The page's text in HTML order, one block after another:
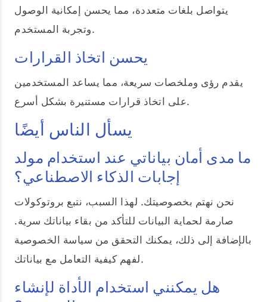
يتواصل بلغات متعددة، مما يحسن إمكانية الوصول
وتجربة المستخدم.
يحسن اتخاذ القرارات
يقدم رؤى وملخصات سريعة، مما يساعد المستخدمين
على اتخاذ قرارات مستنيرة بشكل أسرع.
يسأل الناس أيضًا
ما مدى أمان بياناتي عند استخدام مولد
إجابات الذكاء الاصطناعي؟
نحن نهتم بخصوصيتك. لهذا السبب، نتبع بروتوكولات
صارمة لحماية البيانات للتأكد من بقاء بياناتك سرية.
بالإضافة إلى ذلك، يمكنك التحقق من سياسة الخصوصية
لفهم كيفية التعامل مع بياناتك.
هل يمكنني استخدام الأداة لإنشاء